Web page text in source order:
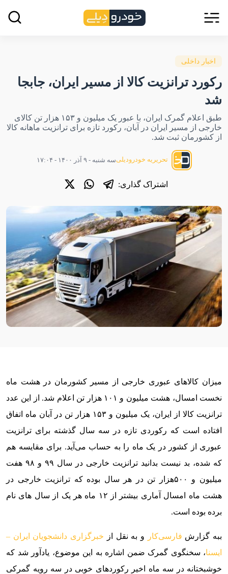
اخبار داخلی
رکورد ترانزیت کالا از مسیر ایران، جابجا
شد
طبق اعلام گمرک ایران، با عبور یک میلیون و ۱۵۳ هزار تن کالای
خارجی از مسیر ایران در آبان، رکورد تازه برای ترانزیت ماهانه کالا
از کشورمان ثبت شد.
تحریریه خودرودیلیسه شنبه - ۹ آذر ۱۴۰۰ - ۱۷:۰۴
اشتراک گذاری:
میزان کالاهای عبوری خارجی از مسیر کشورمان در هشت ماه
نخست امسال، هشت میلیون و ۱۰۱ هزار تن اعلام شد. از این عدد
ترانزیت کالا از ایران، یک میلیون و ۱۵۳ هزار تن در آبان ماه اتفاق
افتاده است که رکوردی تازه در سه سال گذشته برای ترانزیت
عبوری از کشور در یک ماه را به حساب می‌آید. برای مقایسه هم
که شده، بد نیست بدانید ترانزیت خارجی در سال ۹۹ و ۹۸ هفت
میلیون و ۵۰۰هزار تن در هر سال بوده که ترانزیت خارجی در
هشت ماه امسال آماری بیشتر از ۱۲ ماه هر یک از سال های نام
برده بوده است.
ببه گزارش فارسی‌کار و به نقل از خبرگزاری دانشجویان ایران –
ایسنا، سخنگوی گمرک ضمن اشاره به این موضوع، یادآور شد که
خوشبختانه در سه ماه اخیر رکوردهای خوبی در سه رویه گمرکی